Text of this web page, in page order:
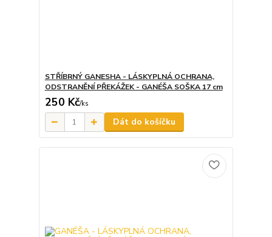
STŘÍBRNÝ GANESHA - LÁSKYPLNÁ OCHRANA,
ODSTRANĚNÍ PŘEKÁŽEK - GANÉŠA SOŠKA 17 cm
250 Kč/ks
Dát do košíčku